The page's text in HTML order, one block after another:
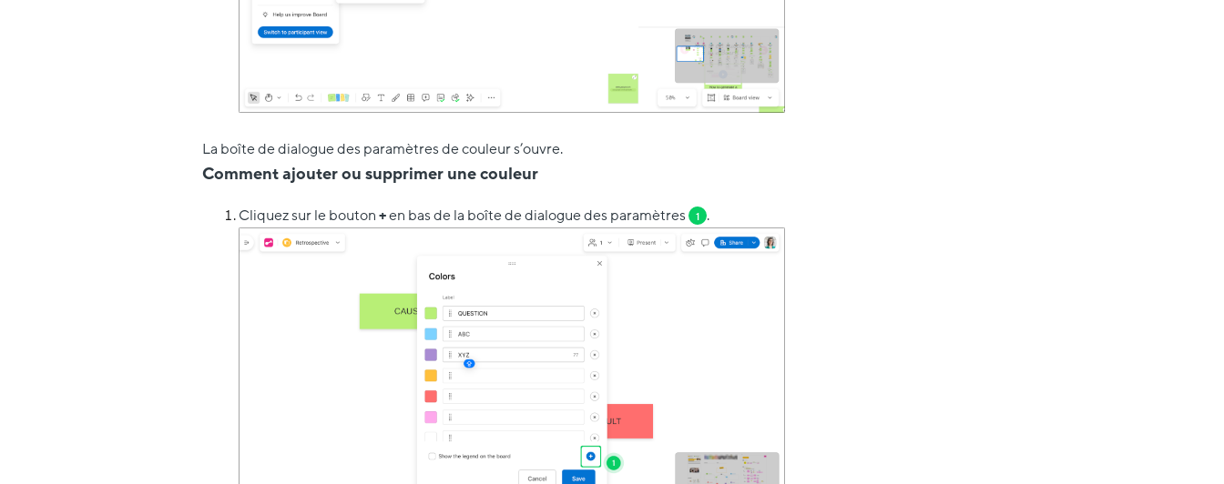
La boîte de dialogue des paramètres de couleur s’ouvre.
Comment ajouter ou supprimer une couleur
Cliquez sur le bouton+en bas de la boîte de dialogue des paramètres 1 .